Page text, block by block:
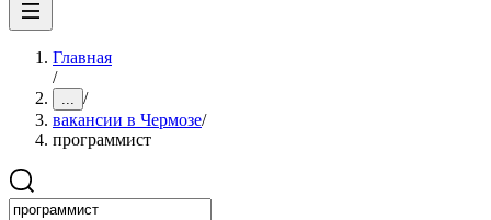
Главная
/
... /
вакансии в Чермозе/
программист